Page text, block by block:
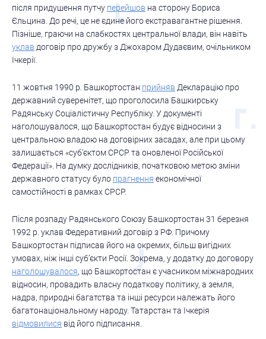
після придушення путчу перейшов на сторону Бориса
Єльцина. До речі, це не єдине його екстравагантне рішення.
Пізніше, граючи на слабкостях центральної влади, він навіть
уклав договір про дружбу з Джохаром Дудаєвим, очільником
Ічкерії.
11 жовтня 1990 р. Башкортостан прийняв Декларацію про
державний суверенітет, що проголосила Башкирську
Радянську Соціалістичну Республіку. У документі
наголошувалося, що Башкортостан будує відносини з
центральною владою на договірних засадах, але при цьому
залишається «суб’єктом СРСР та оновленої Російської
Федерації». На думку дослідників, початковою метою зміни
державного статусу було прагнення економічної
самостійності в рамках СРСР.
Після розпаду Радянського Союзу Башкортостан 31 березня
1992 р. уклав Федеративний договір з РФ. Причому
Башкортостан підписав його на окремих, більш вигідних
умовах, ніж інші суб’єкти Росії. Зокрема, у додатку до договору
наголошувалося, що Башкортостан є учасником міжнародних
відносин, провадить власну податкову політику, а земля,
надра, природні багатства та інші ресурси належать його
багатонаціональному народу. Татарстан та Ічкерія
відмовилися від його підписання.